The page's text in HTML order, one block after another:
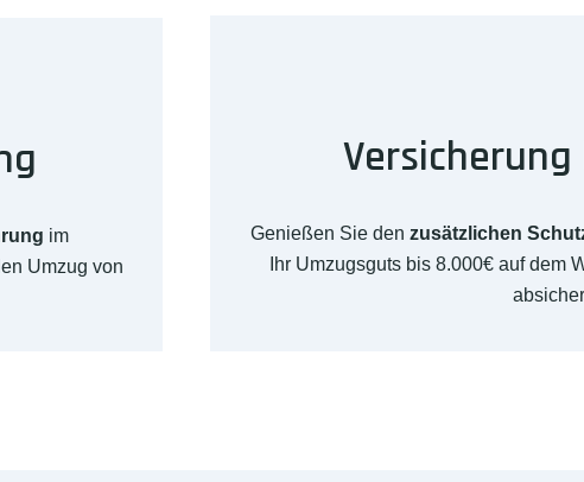
im
Umzug von
Genießen Sie den zusätzlichen
Ihr Umzugsguts bis 8.000€ auf dem